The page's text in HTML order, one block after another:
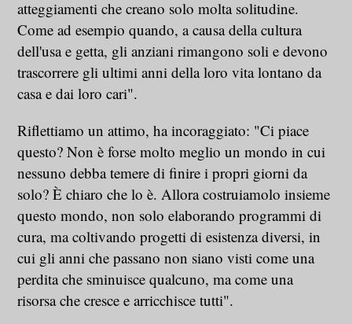
atteggiamenti che creano solo molta solitudine.
Come ad esempio quando, a causa della cultura
dell'usa e getta, gli anziani rimangono soli e devono
trascorrere gli ultimi anni della loro vita lontano da
casa e dai loro cari".
Riflettiamo un attimo, ha incoraggiato: "Ci piace
questo? Non è forse molto meglio un mondo in cui
nessuno debba temere di finire i propri giorni da
solo? È chiaro che lo è. Allora costruiamolo insieme
questo mondo, non solo elaborando programmi di
cura, ma coltivando progetti di esistenza diversi, in
cui gli anni che passano non siano visti come una
perdita che sminuisce qualcuno, ma come una
risorsa che cresce e arricchisce tutti".